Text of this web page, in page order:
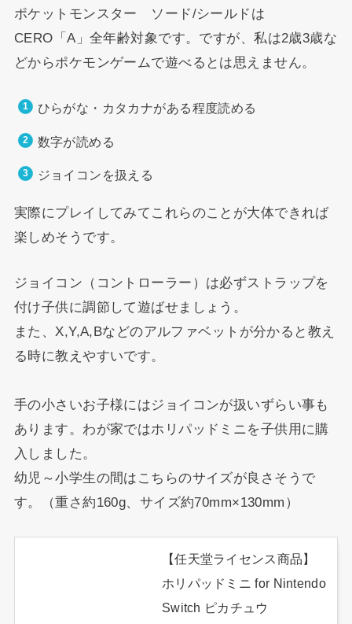
ポケットモンスター ソード/シールドは
CERO「A」全年齢対象です。ですが、私は2歳3歳な
どからポケモンゲームで遊べるとは思えません。
ひらがな・カタカナがある程度読める
数字が読める
ジョイコンを扱える
実際にプレイしてみてこれらのことが大体できれば
楽しめそうです。
ジョイコン（コントローラー）は必ずストラップを
付け子供に調節して遊ばせましょう。
また、X,Y,A,Bなどのアルファベットが分かると教え
る時に教えやすいです。
手の小さいお子様にはジョイコンが扱いずらい事も
あります。わが家ではホリパッドミニを子供用に購
入しました。
幼児～小学生の間はこちらのサイズが良さそうで
す。（重さ約160g、サイズ約70mm×130mm）
【任天堂ライセンス商品】
ホリパッドミニ for Nintendo
Switch ピカチュウ